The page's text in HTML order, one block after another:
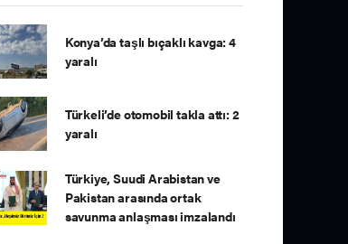
Konya’da taşlı bıçaklı kavga: 4
yaralı
Türkeli’de otomobil takla attı: 2
yaralı
Türkiye, Suudi Arabistan ve
Pakistan arasında ortak
savunma anlaşması imzalandı